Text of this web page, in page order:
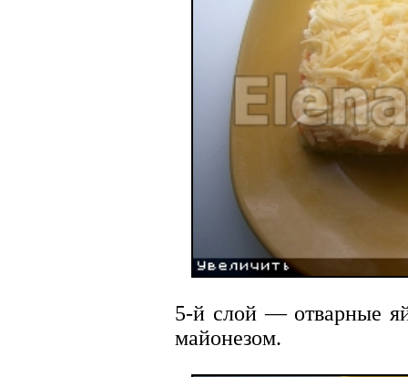
5-й слой — отварные
майонезом.